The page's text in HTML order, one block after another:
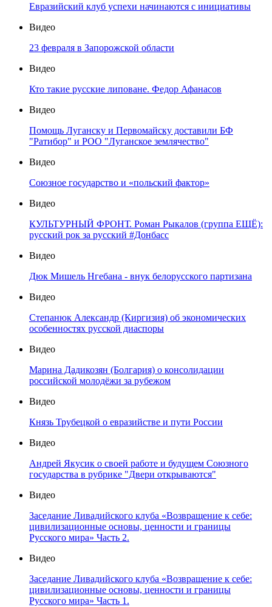
Евразийский клуб успехи начинаются с инициативы
Видео
23 февраля в Запорожской области
Видео
Кто такие русские липоване. Федор Афанасов
Видео
Помощь Луганску и Первомайску доставили БФ
"Ратибор" и РОО "Луганское землячество"
Видео
Союзное государство и «польский фактор»
Видео
КУЛЬТУРНЫЙ ФРОНТ. Роман Рыкалов (группа ЕЩЁ):
русский рок за русский #Донбасс
Видео
Дюк Мишель Нгебана - внук белорусского партизана
Видео
Степанюк Александр (Киргизия) об экономических
особенностях русской диаспоры
Видео
Марина Дадикозян (Болгария) о консолидации
российской молодёжи за рубежом
Видео
Князь Трубецкой о евразийстве и пути России
Видео
Андрей Якусик о своей работе и будущем Союзного
государства в рубрике "Двери открываются"
Видео
Заседание Ливадийского клуба «Возвращение к себе:
цивилизационные основы, ценности и границы
Русского мира» Часть 2.
Видео
Заседание Ливадийского клуба «Возвращение к себе:
цивилизационные основы, ценности и границы
Русского мира» Часть 1.